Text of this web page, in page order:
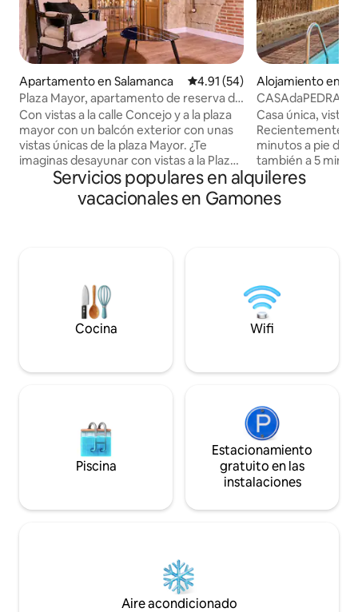
Apartamento en Salamanca Calificación promedio: 4.91 de
4.91 (54)
Plaza Mayor, apartamento de reserva de
cinco estrellas
Con vistas a la calle Concejo y a la plaza
mayor con un balcón exterior con unas
vistas únicas de la plaza Mayor. ¿Te
imaginas desayunar con vistas a la Plaza
Mayor de Salamanca? Con balcón a la
plaza mayor de Salamanca. Con aire
acondicionado en todas las habitaciones
diseño, con plaza para 2 personas.
Diseño único y con mucha personalidad,
dormitorio con vistas interiores.
Dormitorio amplio y con mucha luz. Con
cm x 190 cm con ropa de cama de
Diseño único y con mucha personalidad,
dormitorio con vistas interior.
Disponibilidad de Cuna. Dispone de aire
acondicionado. El dormitorio 2 dispone
SALÓN-COCINA El salón amplio y con
Salamanca sus balcones. Cuenta con
Smart TV de 40 pulgadas y un sofá tipo
ches Long de diseño con plaza para 2
Alojamiento en
CASAdaPEDRA
centro de
Casa única, vistas
Recientemente
minutos a pie del
también a 5
Bragança (centro
tiene varios
barbacoa , la
DE LA CIUDAD
piscina
noviembre y
Servicios populares en alquileres
vacacionales en Gamones
Cocina Wifi
Piscina
Estacionamiento
gratuito en las
instalaciones
Aire acondicionado